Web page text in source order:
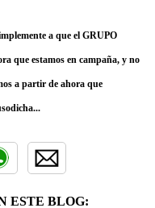
a que el GRUPO
que estamos en campaña, y no
a partir de ahora que
ESTE BLOG: